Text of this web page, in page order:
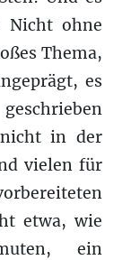
Nicht ohne
Thema,
es
in der
vielen für
etwa, wie
ein